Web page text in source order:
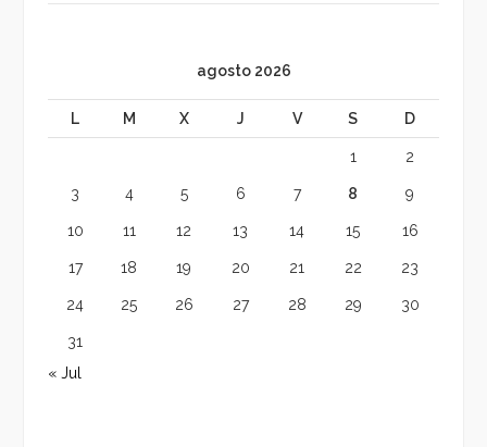
agosto 2026
L M X J V S D
1 2
3 4 5 6 7 8 9
10 11 12 13 14 15 16
17 18 19 20 21 22 23
24 25 26 27 28 29 30
31
« Jul